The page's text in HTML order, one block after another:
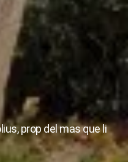
prop del mas que li